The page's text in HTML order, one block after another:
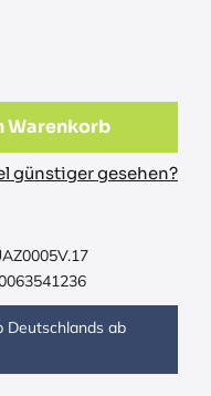
Warenkorb
günstiger gesehen?
Deutschlands ab